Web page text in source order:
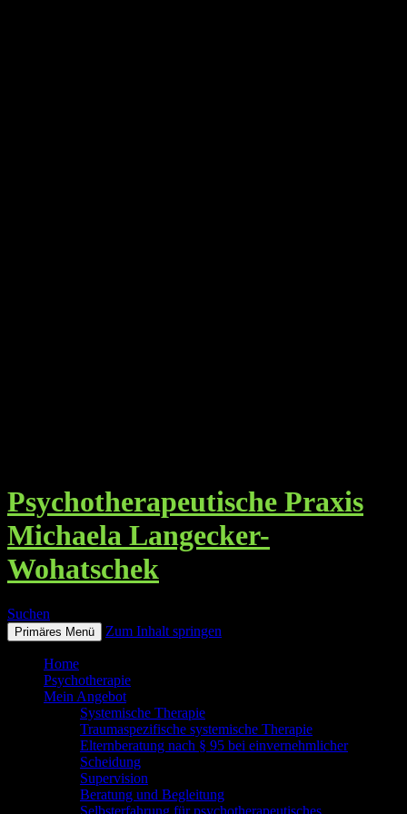
Psychotherapeutische Praxis
Michaela Langecker-
Wohatschek
Suchen
Primäres Menü Zum Inhalt springen
Home
Psychotherapie
Mein Angebot
Systemische Therapie
Traumaspezifische systemische Therapie
Elternberatung nach § 95 bei einvernehmlicher
Scheidung
Supervision
Beratung und Begleitung
Selbsterfahrung für psychotherapeutisches